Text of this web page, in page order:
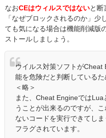
なおCEはウィルスではないと断
「なぜブロックされるのか」少
ても気になる場合は機能削減版
ストールしましょう。
ウイルス対策ソフトがCheat
能を危険だと判断しているた
＜略＞
また、Cheat Engineでは
うことが出来るのですが、
ないコードを実行できてし
フラグされています。